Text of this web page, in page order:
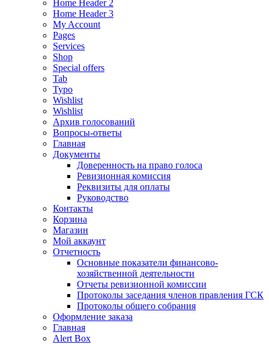
Home Header 2
Home Header 3
My Account
Pages
Services
Shop
Special offers
Tab
Typo
Wishlist
Wishlist
Архив голосований
Вопросы-ответы
Главная
Документы
Доверенность на право голоса
Ревизионная комиссия
Реквизиты для оплаты
Руководство
Контакты
Корзина
Магазин
Мой аккаунт
Отчетность
Основные показатели финансово-
хозяйственной деятельности
Отчеты ревизионной комиссии
Протоколы заседания членов правления ГСК
Протоколы общего собрания
Оформление заказа
Главная
Alert Box